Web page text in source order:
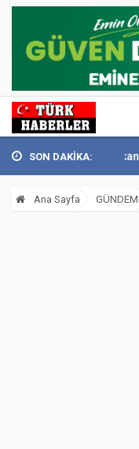
SON DAKİKA:
Başkan Sandıkçı:
Ana Sayfa GÜNDEM